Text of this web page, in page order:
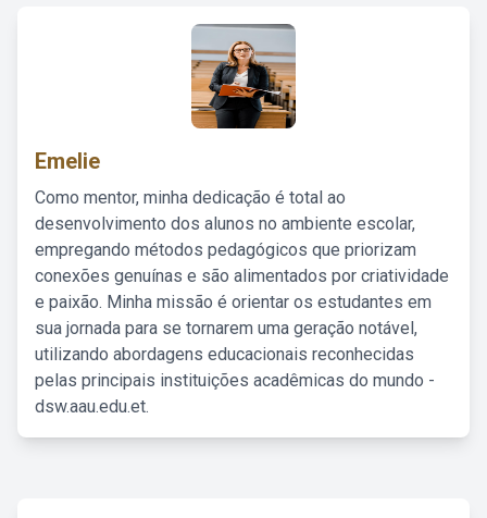
Emelie
Como mentor, minha dedicação é total ao
desenvolvimento dos alunos no ambiente escolar,
empregando métodos pedagógicos que priorizam
conexões genuínas e são alimentados por criatividade
e paixão. Minha missão é orientar os estudantes em
sua jornada para se tornarem uma geração notável,
utilizando abordagens educacionais reconhecidas
pelas principais instituições acadêmicas do mundo -
dsw.aau.edu.et.